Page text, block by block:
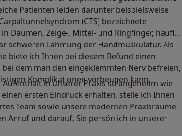
Patienten leiden darunter beispielsweise
(CTS) bezeichnete
Daumen, Zeige-, Mittel- und Ringfinger, häufig
schweren Lähmung der Handmuskulatur. Als
biete ich Ihnen bei diesem Befund einen
dem man den eingeklemmten Nerv befreien,
Komplikationen vorbeugen kann.
in unserer Praxis so angenehm wie
ersten Eindruck erhalten, stelle ich Ihnen
Team sowie unsere modernen Praxisräume
Anruf und darauf, Sie persönlich in unserer